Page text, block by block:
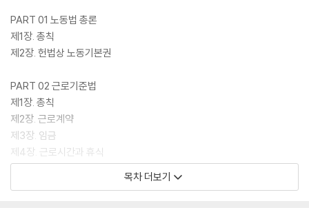
PART 01 노동법 총론
제1장. 총칙
제2장. 헌법상 노동기본권
PART 02 근로기준법
제1장. 총칙
제2장. 근로계약
제3장. 임금
제4장. 근로시간과 휴식
제5장. 여성과 소년
목차 더보기